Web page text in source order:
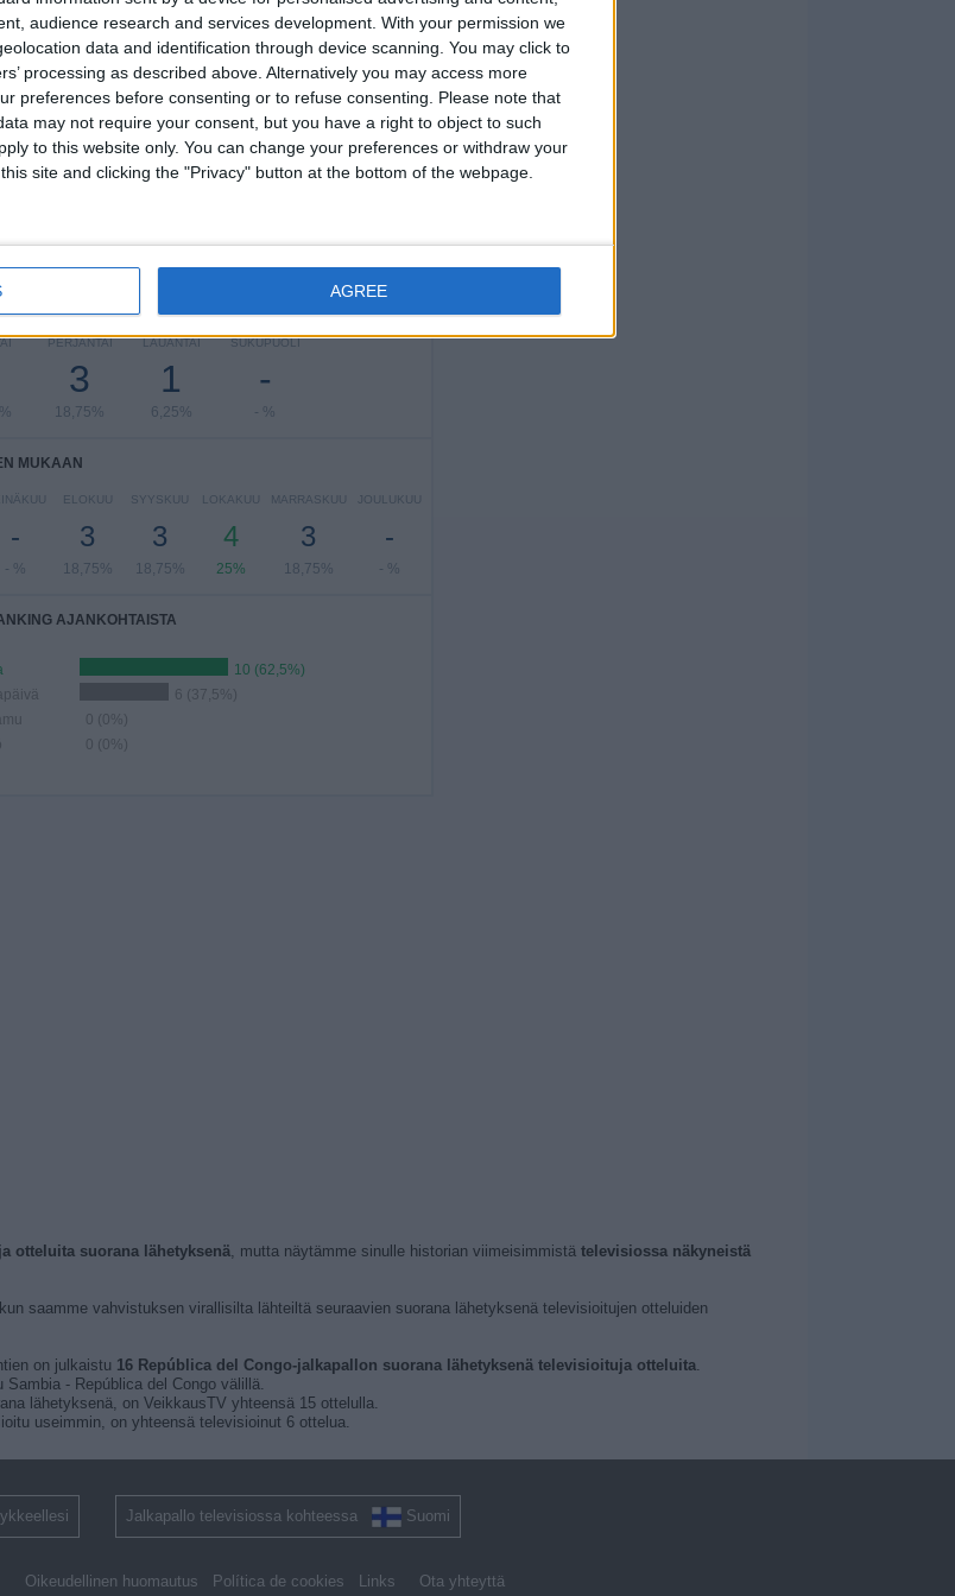
audience research and services development. With your permission we
data and identification through device scanning. You may click to
processing as described above. Alternatively you may access more
preferences before consenting or to refuse consenting.
Please note that
may not require your consent, but you have a right to object to such
to this website only. You can change your preferences or withdraw your
site and clicking the "Privacy" button at the bottom of the webpage.
AGREE
KILPAILUJEN MUKAAN
FIFA MM-kisat 2026
6 (37,5%)
Afrikan Cup Of Nations
6 (37,5%)
African Nations Championship
3 (18,75%)
Maurice Revello Tournament
1 (6,25%)
PERJANTAI
3
18,75%
LAUANTAI
1
6,25%
SUKUPUOLI
-
- %
MUKAAN
-
- %
ELOKUU
3
18,75%
SYYSKUU
3
18,75%
LOKAKUU
4
25%
MARRASKUU
3
18,75%
JOULUKUU
-
- %
AJANKOHTAISTA
10 (62,5%)
6 (37,5%)
0 (0%)
0 (0%)
otteluita suorana lähetyksenä, mutta näytämme sinulle historian viimeisimmistä televisiossa näkyneistä
saamme vahvistuksen virallisilta lähteiltä seuraavien suorana lähetyksenä televisioitujen otteluiden
on julkaistu 16 República del Congo-jalkapallon suorana lähetyksenä televisioituja otteluita.
- República del Congo välillä.
lähetyksenä, on VeikkausTV yhteensä 15 ottelulla.
useimmin, on yhteensä televisioinut 6 ottelua.
Jalkapallo televisiossa kohteessa Suomi
Oikeudellinen huomautus Política de cookies Links Ota yhteyttä